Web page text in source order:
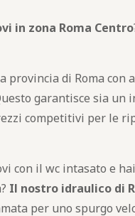
in zona Roma Centro
provincia di Roma con
garantisce sia un
competitivi per le
con il wc intasato e
Il nostro idraulico di
per uno spurgo